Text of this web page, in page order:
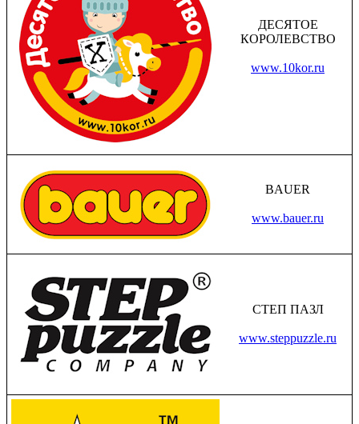
ДЕСЯТОЕ
КОРОЛЕВСТВО
www.10kor.ru
BAUER
www.bauer.ru
СТЕП ПАЗЛ
www.steppuzzle.ru